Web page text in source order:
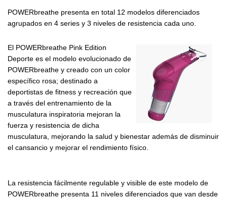
POWERbreathe presenta en total 12 modelos diferenciados
agrupados en 4 series y 3 niveles de resistencia cada uno.
El POWERbreathe Pink Edition
Deporte es el modelo evolucionado de
POWERbreathe y creado con un color
específico rosa; destinado a
deportistas de fitness y recreación que
a través del entrenamiento de la
musculatura inspiratoria mejoran la
fuerza y resistencia de dicha
musculatura, mejorando la salud y bienestar además de disminuir
el cansancio y mejorar el rendimiento físico.
La resistencia fácilmente regulable y visible de este modelo de
POWERbreathe presenta 11 niveles diferenciados que van desde